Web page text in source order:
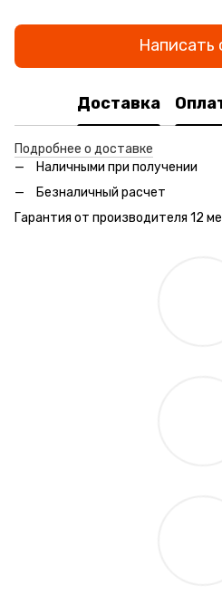
Написать
Доставка
Подробнее о доставке
Наличными при получении
Безналичный расчет
Гарантия от производителя 12